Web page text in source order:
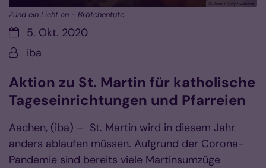
© Joann Ray Svancar
Zünd ein Licht an - Brötchentüte
Datum:5. Okt. 2020
Von:iba
Aktion zu St. Martin für katholische
Tageseinrichtungen und Pfarreien
Aachen, (iba) – St. Martin wird in diesem Jahr
anders ablaufen müssen. Aufgrund der Corona-
Pandemie sind bereits viele Martinsumzüge